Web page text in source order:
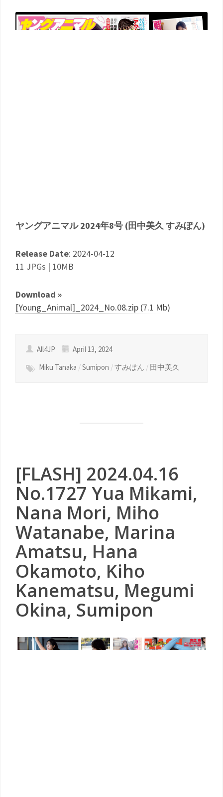
ヤングアニマル 2024年8号 (田中美久 すみぽん)
Release Date: 2024-04-12
11 JPGs | 10MB
Download »
[Young_Animal]_2024_No.08.zip (7.1 Mb)
All4JP
April 13, 2024
Miku Tanaka /Sumipon /すみぽん / 田中美久
[FLASH] 2024.04.16
No.1727 Yua Mikami,
Nana Mori, Miho
Watanabe, Marina
Amatsu, Hana
Okamoto, Kiho
Kanematsu, Megumi
Okina, Sumipon